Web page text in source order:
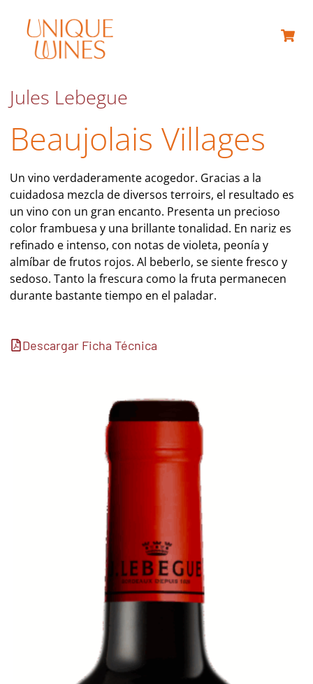
Jules Lebegue
Beaujolais Villages
Un vino verdaderamente acogedor. Gracias a la
cuidadosa mezcla de diversos terroirs, el resultado es
un vino con un gran encanto. Presenta un precioso
color frambuesa y una brillante tonalidad. En nariz es
refinado e intenso, con notas de violeta, peonía y
almíbar de frutos rojos. Al beberlo, se siente fresco y
sedoso. Tanto la frescura como la fruta permanecen
durante bastante tiempo en el paladar.
Descargar Ficha Técnica